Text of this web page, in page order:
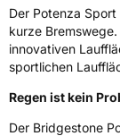
Fahrzeugklasse
3PMSF /
EisgripNein
EPREL ID
420073
Der Potenza
kurze
innovativen
sportlichen
Regen ist kein
Der Bridgestone